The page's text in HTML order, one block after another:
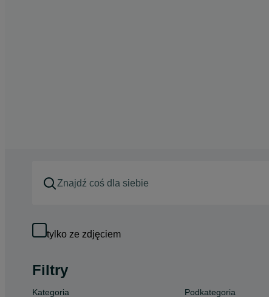
tylko ze zdjęciem
Filtry
Kategoria Podkategoria